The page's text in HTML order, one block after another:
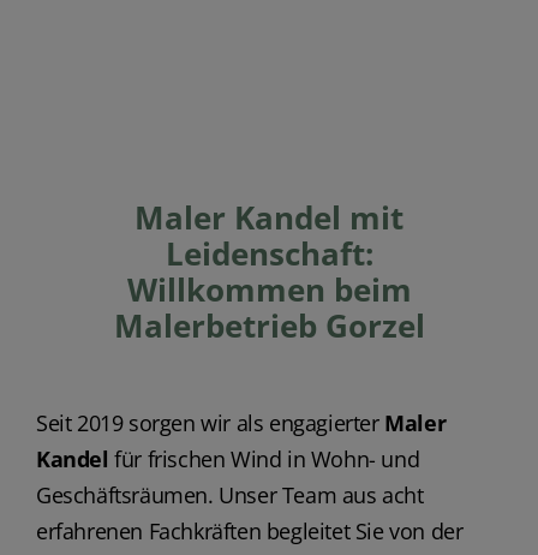
Maler Kandel mit
Leidenschaft:
Willkommen beim
Malerbetrieb Gorzel
Seit 2019 sorgen wir als engagierter Maler
Kandel für frischen Wind in Wohn- und
Geschäftsräumen. Unser Team aus acht
erfahrenen Fachkräften begleitet Sie von der